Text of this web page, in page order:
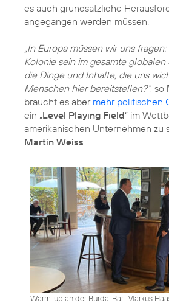
es auch grundsätzliche
angegangen werden müssen.
„In Europa müssen wir uns
Kolonie sein im gesamte
die Dinge und Inhalte, die uns
Menschen hier bereitstellen?“, so
braucht es aber mehr politischen
ein „Level Playing Field“ im
amerikanischen Unternehmen zu
Martin Weiss
Warm-up an der Burda-Bar: Markus